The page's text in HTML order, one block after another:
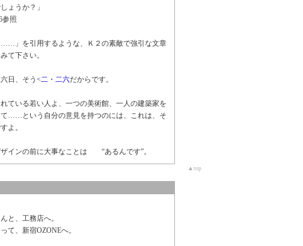
ょうか？」
参照
」を引用するような、Ｋ２の素敵で強引な文章
て下さい。
日、そう <二・二六だからです。
ている若い人よ、一つの美術館、一人の建築家を
て……という自分の意見を持つのには、これは、そ
よ。
インの前に大事なことは “あるんです”。
▲top
と、工務店へ。
て、新宿OZONEへ。